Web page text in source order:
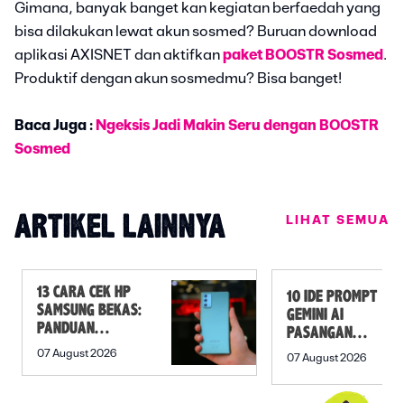
Gimana, banyak banget kan kegiatan berfaedah yang
bisa dilakukan lewat akun sosmed? Buruan download
aplikasi AXISNET dan aktifkanpaket BOOSTR Sosmed .
Produktif dengan akun sosmedmu? Bisa banget!
Baca Juga : Ngeksis Jadi Makin Seru dengan BOOSTR
Sosmed
ARTIKEL LAINNYA LIHAT SEMUA
13 CARA CEK HP
SAMSUNG BEKAS:
PANDUAN
SEBELUM
07 August 2026
10 IDE PROMPT
GEMINI AI
PASANGAN
PREWEDDING
07 August 2026